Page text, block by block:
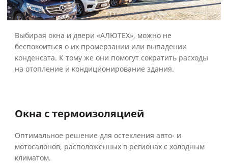
Выбирая окна и двери «АЛЮТЕХ», можно не
беспокоиться о их промерзании или выпадении
конденсата. К тому же они помогут сократить расходы
на отопление и кондиционирование здания.
Окна с термоизоляцией
Оптимальное решение для остекления авто- и
мотосалонов, расположенных в регионах с холодным
климатом.